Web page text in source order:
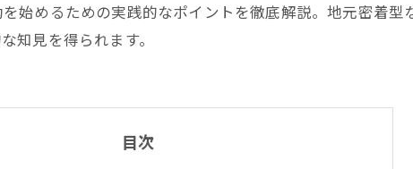
始めるための実践的なポイントを徹底解説。地元密着型
知見を得られます。
目次